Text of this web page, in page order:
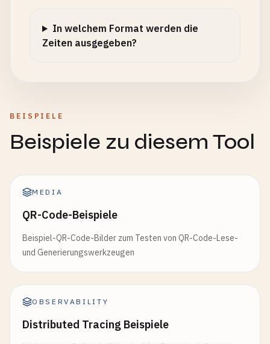
In welchem Format werden die
Zeiten ausgegeben?
BEISPIELE
Beispiele zu diesem Tool
MEDIA
QR-Code-Beispiele
Beispiel-QR-Code-Bilder zum Testen von QR-Code-Lese-
und Generierungswerkzeugen
OBSERVABILITY
Distributed Tracing Beispiele